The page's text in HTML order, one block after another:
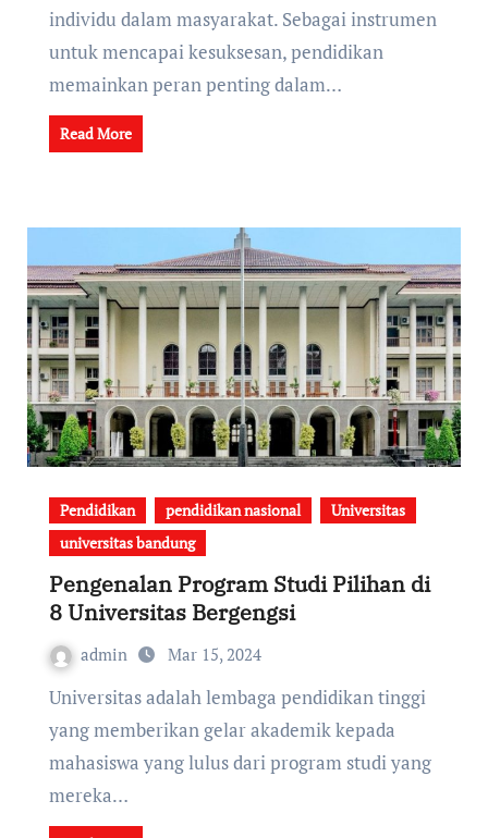
individu dalam masyarakat. Sebagai instrumen
untuk mencapai kesuksesan, pendidikan
memainkan peran penting dalam…
Read More
Pendidikan pendidikan nasional
Universitas
universitas bandung
Pengenalan Program Studi Pilihan di
8 Universitas Bergengsi
admin Mar 15, 2024
Universitas adalah lembaga pendidikan tinggi
yang memberikan gelar akademik kepada
mahasiswa yang lulus dari program studi yang
mereka…